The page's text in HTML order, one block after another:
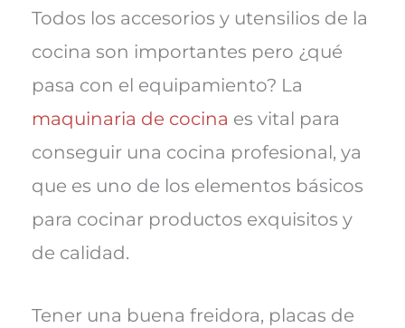
Todos los accesorios y utensilios de la
cocina son importantes pero ¿qué
pasa con el equipamiento? La
maquinaria de cocina es vital para
conseguir una cocina profesional, ya
que es uno de los elementos básicos
para cocinar productos exquisitos y
de calidad.
Tener una buena freidora, placas de